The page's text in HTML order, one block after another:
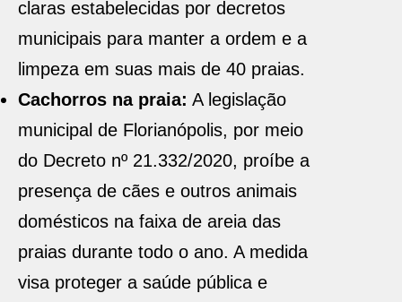
claras estabelecidas por decretos
municipais para manter a ordem e a
limpeza em suas mais de 40 praias.
Cachorros na praia: A legislação
municipal de Florianópolis, por meio
do Decreto nº 21.332/2020, proíbe a
presença de cães e outros animais
domésticos na faixa de areia das
praias durante todo o ano. A medida
visa proteger a saúde pública e